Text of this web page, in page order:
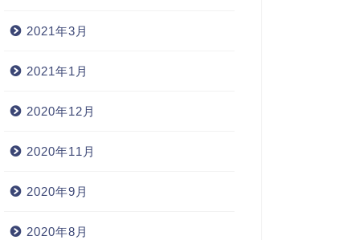
2021年3月
2021年1月
2020年12月
2020年11月
2020年9月
2020年8月